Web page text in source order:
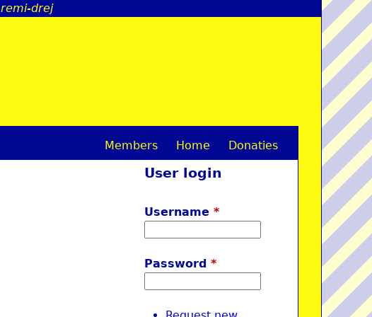
drej
M
Members Home Donaties
User login
Username*
Password*